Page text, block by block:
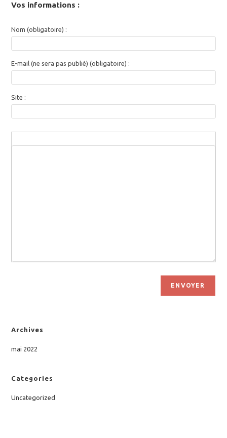
Vos informations :
Nom (obligatoire) :
E-mail (ne sera pas publié) (obligatoire) :
Site :
ENVOYER
Archives
mai 2022
Categories
Uncategorized